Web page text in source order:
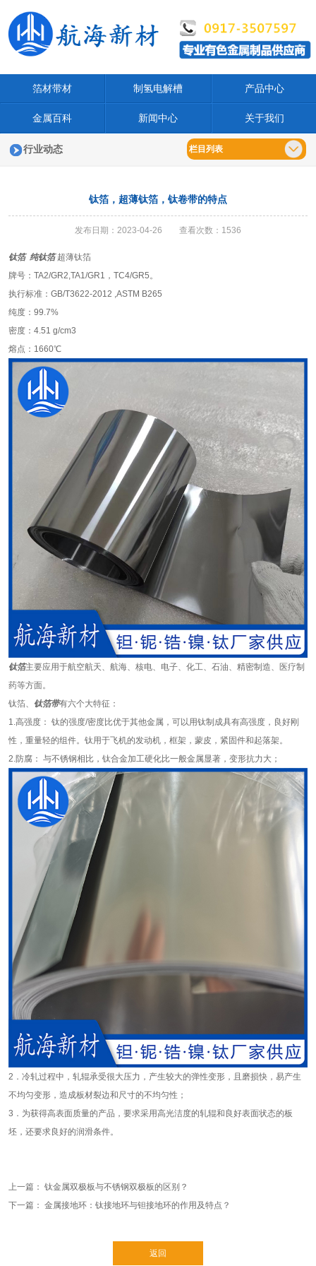
箔材带材 制氢电解槽 产品中心
金属百科 新闻中心 关于我们
行业动态 栏目列表
钛箔，超薄钛箔，钛卷带的特点
发布日期：2023-04-26 查看次数：1536
钛箔 纯钛箔超薄钛箔
牌号：TA2/GR2,TA1/GR1，TC4/GR5。
执行标准：GB/T3622-2012 ,ASTM B265
纯度：99.7%
密度：4.51 g/cm3
熔点：1660℃
钛箔主要应用于航空航天、航海、核电、电子、化工、石油、精密制造、医疗制
药等方面。
钛箔、 钛箔带有六个大特征：
1.高强度： 钛的强度/密度比优于其他金属，可以用钛制成具有高强度，良好刚
性，重量轻的组件。钛用于飞机的发动机，框架，蒙皮，紧固件和起落架。
2.防腐： 与不锈钢相比，钛合金加工硬化比一般金属显著，变形抗力大；
2．冷轧过程中，轧辊承受很大压力，产生较大的弹性变形，且磨损快，易产生
不均匀变形，造成板材裂边和尺寸的不均匀性；
3．为获得高表面质量的产品，要求采用高光洁度的轧辊和良好表面状态的板
坯，还要求良好的润滑条件。
上一篇： 钛金属双极板与不锈钢双极板的区别？
下一篇： 金属接地环：钛接地环与钽接地环的作用及特点？
返回